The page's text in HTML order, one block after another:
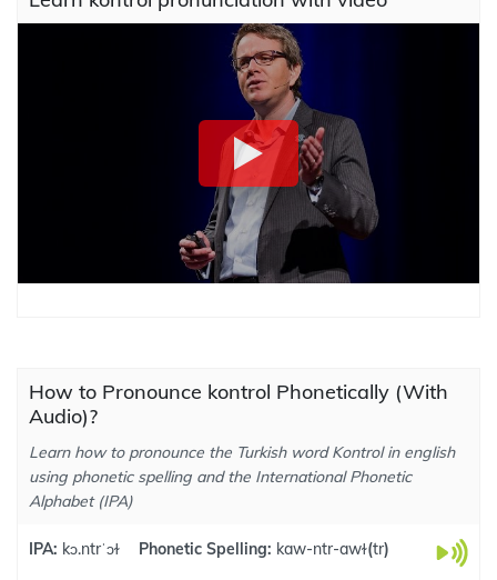
How to Pronounce kontrol Phonetically (With
Audio)?
Learn how to pronounce the Turkish word Kontrol in english
using phonetic spelling and the International Phonetic
Alphabet (IPA)
IPA: kɔ.ntrˈɔɫ Phonetic Spelling: kaw-ntr-awɫ(tr)